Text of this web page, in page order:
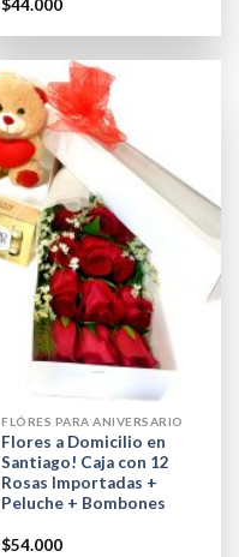
$44.000
FLÓRES PARA ANIVERSARIO
Flores a Domicilio en
Santiago! Caja con 12
Rosas Importadas +
Peluche + Bombones
$54.000